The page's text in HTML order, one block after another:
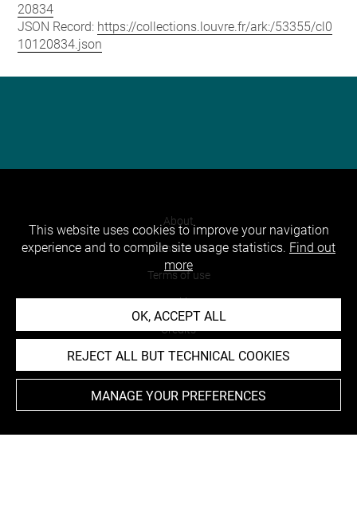
20834
JSON Record: https://collections.louvre.fr/ark:/53355/cl0
10120834.json
About
Contact Us
Terms of use
Cookies
Credits
Accessibility : non compliant
This website uses cookies to improve your navigation
experience and to compile site usage statistics. Find out
more
OK, ACCEPT ALL
REJECT ALL BUT TECHNICAL COOKIES
MANAGE YOUR PREFERENCES